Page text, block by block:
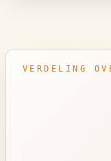
VERDELING